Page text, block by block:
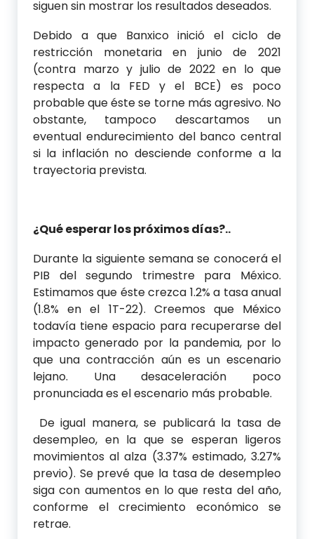
siguen sin mostrar los resultados deseados.
Debido a que Banxico inició el ciclo de
restricción monetaria en junio de 2021
(contra marzo y julio de 2022 en lo que
respecta a la FED y el BCE) es poco
probable que éste se torne más agresivo. No
obstante, tampoco descartamos un
eventual endurecimiento del banco central
si la inflación no desciende conforme a la
trayectoria prevista.
¿Qué esperar los próximos días?..
Durante la siguiente semana se conocerá el
PIB del segundo trimestre para México.
Estimamos que éste crezca 1.2% a tasa anual
(1.8% en el 1T-22). Creemos que México
todavía tiene espacio para recuperarse del
impacto generado por la pandemia, por lo
que una contracción aún es un escenario
lejano. Una desaceleración poco
pronunciada es el escenario más probable.
De igual manera, se publicará la tasa de
desempleo, en la que se esperan ligeros
movimientos al alza (3.37% estimado, 3.27%
previo). Se prevé que la tasa de desempleo
siga con aumentos en lo que resta del año,
conforme el crecimiento económico se
retrae.